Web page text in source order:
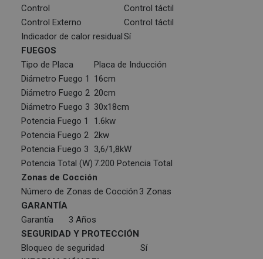
Control
Control táctil
Control Externo
Control táctil
Indicador de calor residualSí
FUEGOS
Tipo de Placa
Placa de Inducción
Diámetro Fuego 1
16cm
Diámetro Fuego 2 20cm
Diámetro Fuego 3 30x18cm
Potencia Fuego 1
1.6kw
Potencia Fuego 2 2kw
Potencia Fuego 3
3,6/1,8kW
Potencia Total (W) 7.200 Potencia Total
Zonas de Cocción
Número de Zonas de Cocción 3 Zonas
GARANTÍA
Garantía
3 Años
SEGURIDAD Y PROTECCIÓN
Bloqueo de seguridad
Sí